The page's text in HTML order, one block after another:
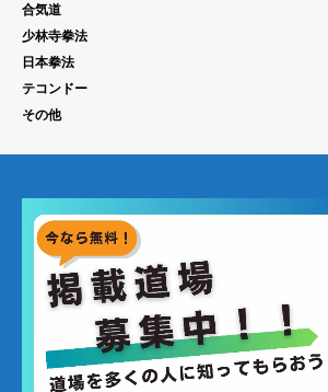
合気道
少林寺拳法
日本拳法
テコンドー
その他